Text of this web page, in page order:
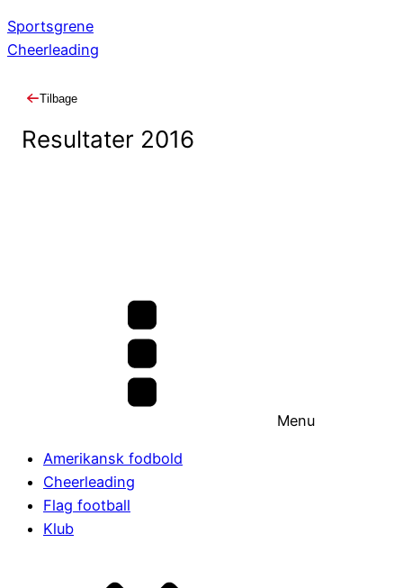
Sportsgrene
Cheerleading
Tilbage
Resultater 2016
Menu
Amerikansk fodbold
Cheerleading
Flag football
Klub